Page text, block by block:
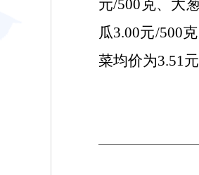
元/500克、大
瓜3.00元/500
菜均价为3.51